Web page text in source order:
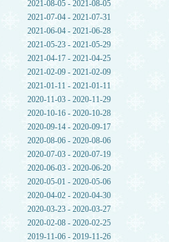
2021-08-05 - 2021-08-05
2021-07-04 - 2021-07-31
2021-06-04 - 2021-06-28
2021-05-23 - 2021-05-29
2021-04-17 - 2021-04-25
2021-02-09 - 2021-02-09
2021-01-11 - 2021-01-11
2020-11-03 - 2020-11-29
2020-10-16 - 2020-10-28
2020-09-14 - 2020-09-17
2020-08-06 - 2020-08-06
2020-07-03 - 2020-07-19
2020-06-03 - 2020-06-20
2020-05-01 - 2020-05-06
2020-04-02 - 2020-04-30
2020-03-23 - 2020-03-27
2020-02-08 - 2020-02-25
2019-11-06 - 2019-11-26